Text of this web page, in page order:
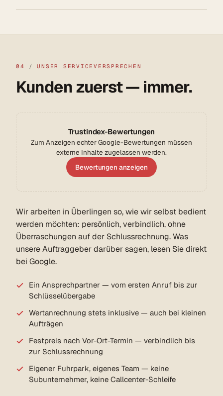
04 / UNSER SERVICEVERSPRECHEN
Kunden zuerst — immer.
Trustindex-Bewertungen
Zum Anzeigen echter Google-Bewertungen müssen
externe Inhalte zugelassen werden.
Bewertungen anzeigen
Wir arbeiten in Überlingen so, wie wir selbst bedient
werden möchten: persönlich, verbindlich, ohne
Überraschungen auf der Schlussrechnung. Was
unsere Auftraggeber darüber sagen, lesen Sie direkt
bei Google.
Ein Ansprechpartner — vom ersten Anruf bis zur
Schlüsselübergabe
Wertanrechnung stets inklusive — auch bei kleinen
Aufträgen
Festpreis nach Vor-Ort-Termin — verbindlich bis
zur Schlussrechnung
Eigener Fuhrpark, eigenes Team — keine
Subunternehmer, keine Callcenter-Schleife